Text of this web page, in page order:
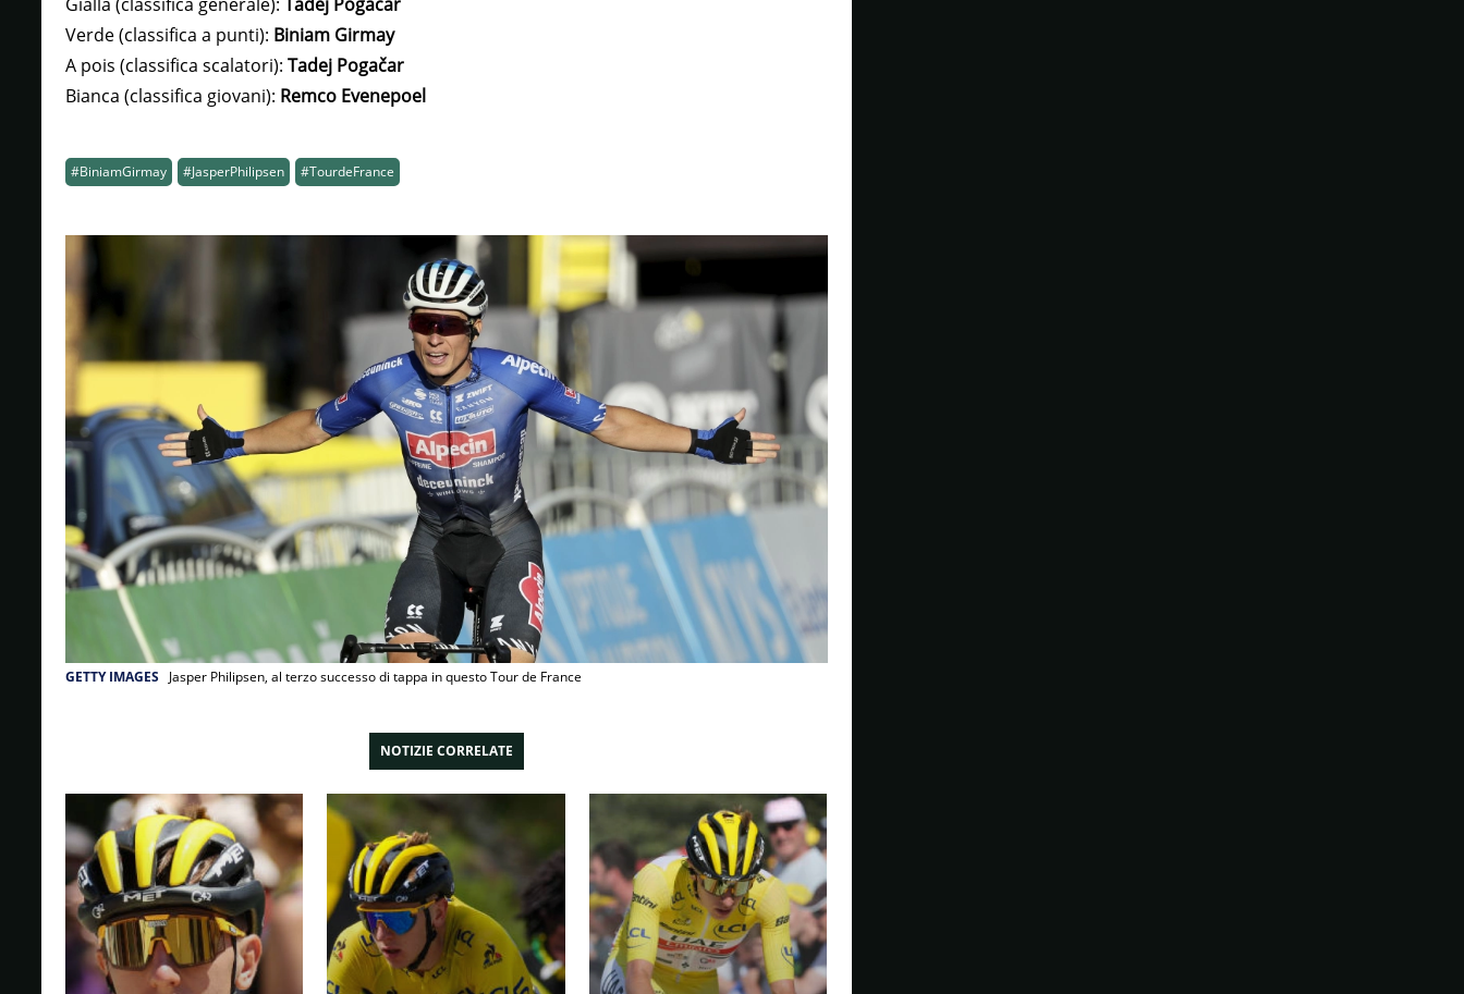
Verde (classifica a punti): Biniam Girmay
A pois (classifica scalatori): Tadej Pogačar
Bianca (classifica giovani): Remco Evenepoel
#BiniamGirmay #JasperPhilipsen #TourdeFrance
GETTY IMAGES Jasper Philipsen, al terzo successo di tappa in questo Tour de France
NOTIZIE CORRELATE